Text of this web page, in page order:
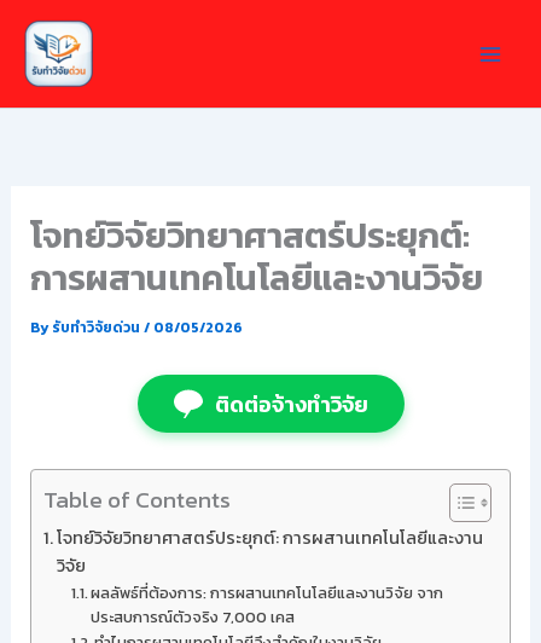
Skip
content
โจทย์วิจัยวิทยาศาสตร์ประยุกต์:
การผสานเทคโนโลยีและงานวิจัย
Byรับทำวิจัยด่วน / 08/05/2026
ติดต่อจ้างทำวิจัย
Table of Contents
โจทย์วิจัยวิทยาศาสตร์ประยุกต์: การผสานเทคโนโลยีและงาน
วิจัย
ผลลัพธ์ที่ต้องการ: การผสานเทคโนโลยีและงานวิจัย จาก
ประสบการณ์ตัวจริง 7,000 เคส